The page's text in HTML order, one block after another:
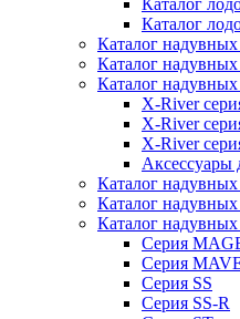
Каталог
Каталог
Каталог
Каталог
Каталог
X-River
X-River
X-River
Аксессуары
Каталог
Каталог
Каталог
Серия
Серия
Серия SS
Серия SS-R